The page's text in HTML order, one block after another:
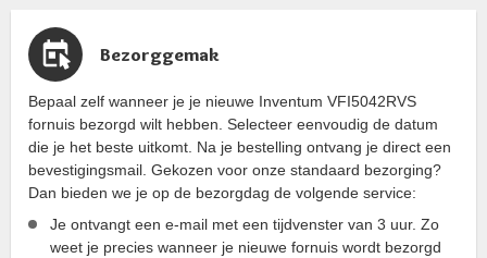
Bezorggemak
Bepaal zelf wanneer je je nieuwe Inventum VFI5042RVS
fornuis bezorgd wilt hebben. Selecteer eenvoudig de datum
die je het beste uitkomt. Na je bestelling ontvang je direct een
bevestigingsmail. Gekozen voor onze standaard bezorging?
Dan bieden we je op de bezorgdag de volgende service:
Je ontvangt een e-mail met een tijdvenster van 3 uur. Zo
weet je precies wanneer je nieuwe fornuis wordt bezorgd